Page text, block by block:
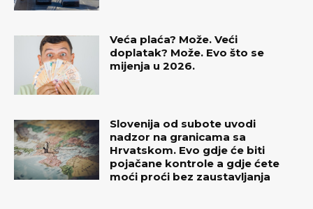
Veća plaća? Može. Veći
doplatak? Može. Evo što se
mijenja u 2026.
Slovenija od subote uvodi
nadzor na granicama sa
Hrvatskom. Evo gdje će biti
pojačane kontrole a gdje ćete
moći proći bez zaustavljanja